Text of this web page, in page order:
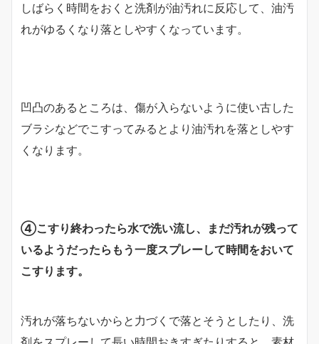
しばらく時間をおくと洗剤が油汚れに反応して、油汚
れがゆるくなり落としやすくなっています。
凹凸のあるところは、傷が入らないように使い古した
ブラシなどでこすってみるとより油汚れを落としやす
くなります。
④こすり終わったら水で洗い流し、まだ汚れが残って
いるようだったらもう一度スプレーして時間をおいて
こすります。
汚れが落ちないからと力づくで落とそうとしたり、洗